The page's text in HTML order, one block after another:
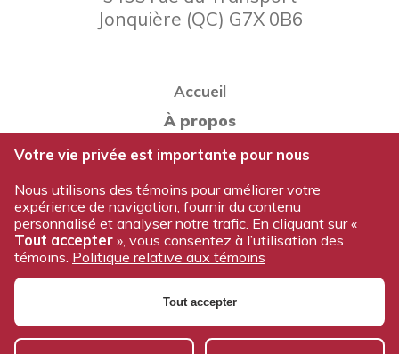
Jonquière (QC) G7X 0B6
Accueil
À propos
Notre équipe
Travailler chez Voltam
Nous joindre
Politique de confidentialité
© 2026 Tous droits réservés - Voltam / Conception et
réalisation:Nubee|Mes préférences cookies
Votre vie privée est importante pour nous
Nous utilisons des témoins pour améliorer votre
expérience de navigation, fournir du contenu
personnalisé et analyser notre trafic. En cliquant sur «
Tout accepter », vous consentez à l’utilisation des
témoins. Politique relative aux témoins
Tout accepter